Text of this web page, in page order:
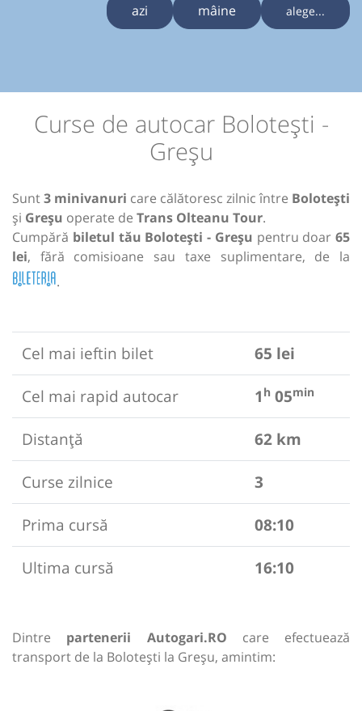
azi mâine alege...
Curse de autocar Bolotești -
Greșu
Sunt3 minivanuri care călătoresc zilnic între Bolotești
și Greșu operate de Trans Olteanu Tour.
Cumpără biletul tău Bolotești - Greșu pentru doar 65
lei, fără comisioane sau taxe suplimentare, de la
.
Cel mai ieftin bilet
65 lei
Cel mai rapid autocar
1 h 05min
Distanță
62 km
Curse zilnice
3
Prima cursă
08:10
Ultima cursă
16:10
Dintre partenerii Autogari.RO care efectuează
transport de la Bolotești la Greșu, amintim: